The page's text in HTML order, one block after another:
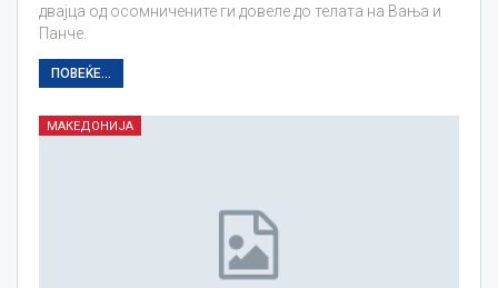
двајца од осомничените ги довеле до телата на Вања и
Панче.
ПОВЕЌЕ...
МАКЕДОНИЈА